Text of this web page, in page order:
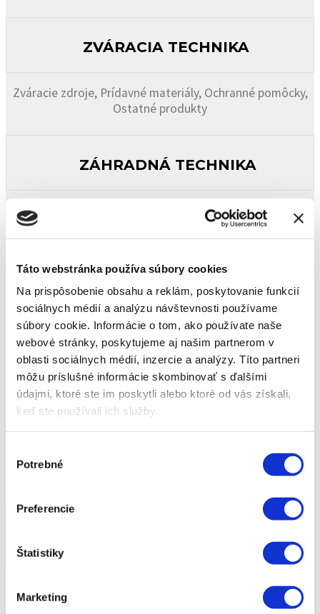
Táto webstránka používa súbory cookies
Na prispôsobenie obsahu a reklám, poskytovanie funkcií
sociálnych médií a analýzu návštevnosti používame
súbory cookie. Informácie o tom, ako používate naše
webové stránky, poskytujeme aj našim partnerom v
oblasti sociálnych médií, inzercie a analýzy. Títo partneri
môžu príslušné informácie skombinovať s ďalšími
údajmi, ktoré ste im poskytli alebo ktoré od vás získali,
keď ste používali ich služby.
súhlasu
Potrebné
Preferencie
Štatistiky
Marketing
ZVÁRACIA TECHNIKA
Zváracie zdroje, Prídavné materiály, Ochranné pomôcky,
Ostatné produkty
ZÁHRADNÁ TECHNIKA
Elektrické kosačky, Benzínové kosačky, Traktorové
kosačky, Prevzdušnovače trávnika, Rotavátory a
kultivátory, Píly na drevo, Plotostrihy, Fúkare lístia, Drviče
frézy.
ĎAĽŠÍ SORTIMENT
Rýny, Zvody, Žľaby, Kolená, Čielka, Kotlíky, Rýn háky,